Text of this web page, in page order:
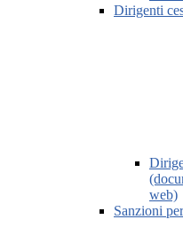
Dirigenti
web)
Sanzioni